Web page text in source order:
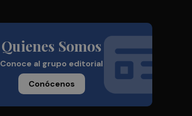
Quienes Somos
Conoce al grupo editorial
Conócenos